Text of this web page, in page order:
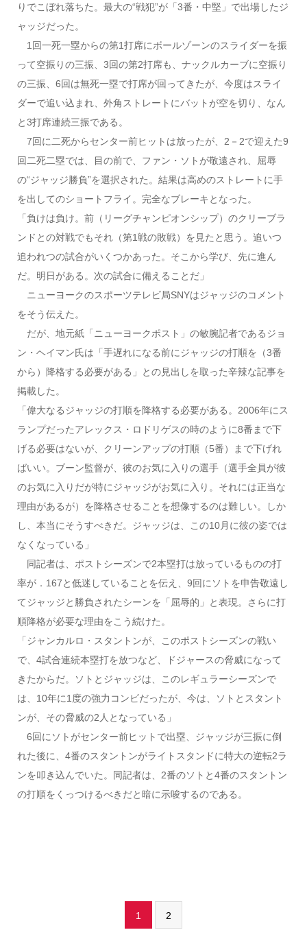
りでこぼれ落ちた。最大の“戦犯”が「3番・中堅」で出場したジ
ャッジだった。
1回一死一塁からの第1打席にボールゾーンのスライダーを振
って空振りの三振、3回の第2打席も、ナックルカーブに空振り
の三振、6回は無死一塁で打席が回ってきたが、今度はスライ
ダーで追い込まれ、外角ストレートにバットが空を切り、なん
と3打席連続三振である。
7回に二死からセンター前ヒットは放ったが、2－2で迎えた9
回二死二塁では、目の前で、ファン・ソトが敬遠され、屈辱
の“ジャッジ勝負”を選択された。結果は高めのストレートに手
を出してのショートフライ。完全なブレーキとなった。
「負けは負け。前（リーグチャンピオンシップ）のクリーブラ
ンドとの対戦でもそれ（第1戦の敗戦）を見たと思う。追いつ
追われつの試合がいくつかあった。そこから学び、先に進ん
だ。明日がある。次の試合に備えることだ」
ニューヨークのスポーツテレビ局SNYはジャッジのコメント
をそう伝えた。
だが、地元紙「ニューヨークポスト」の敏腕記者であるジョ
ン・ヘイマン氏は「手遅れになる前にジャッジの打順を（3番
から）降格する必要がある」との見出しを取った辛辣な記事を
掲載した。
「偉大なるジャッジの打順を降格する必要がある。2006年にス
ランプだったアレックス・ロドリゲスの時のように8番まで下
げる必要はないが、クリーンアップの打順（5番）まで下げれ
ばいい。ブーン監督が、彼のお気に入りの選手（選手全員が彼
のお気に入りだが特にジャッジがお気に入り。それには正当な
理由があるが）を降格させることを想像するのは難しい。しか
し、本当にそうすべきだ。ジャッジは、この10月に彼の姿では
なくなっている」
同記者は、ポストシーズンで2本塁打は放っているものの打
率が．167と低迷していることを伝え、9回にソトを申告敬遠し
てジャッジと勝負されたシーンを「屈辱的」と表現。さらに打
順降格が必要な理由をこう続けた。
「ジャンカルロ・スタントンが、このポストシーズンの戦い
で、4試合連続本塁打を放つなど、ドジャースの脅威になって
きたからだ。ソトとジャッジは、このレギュラーシーズンで
は、10年に1度の強力コンビだったが、今は、ソトとスタント
ンが、その脅威の2人となっている」
6回にソトがセンター前ヒットで出塁、ジャッジが三振に倒
れた後に、4番のスタントンがライトスタンドに特大の逆転2ラ
ンを叩き込んでいた。同記者は、2番のソトと4番のスタントン
の打順をくっつけるべきだと暗に示唆するのである。
1 2